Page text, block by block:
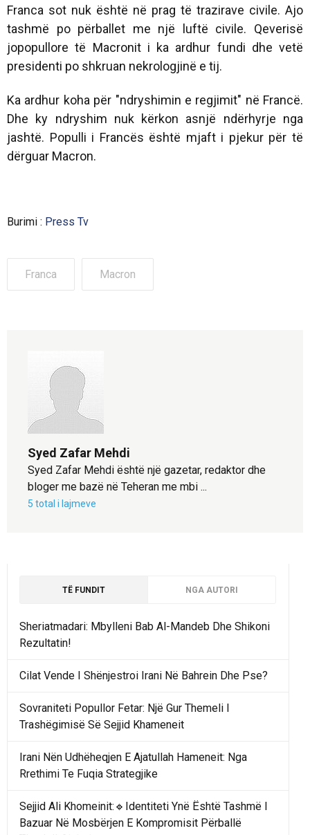
Franca sot nuk është në prag të trazirave civile. Ajo
tashmë po përballet me një luftë civile. Qeverisë
jopopullore të Macronit i ka ardhur fundi dhe vetë
presidenti po shkruan nekrologjinë e tij.
Ka ardhur koha për "ndryshimin e regjimit" në Francë.
Dhe ky ndryshim nuk kërkon asnjë ndërhyrje nga
jashtë. Populli i Francës është mjaft i pjekur për të
dërguar Macron.
Burimi : Press Tv
Franca Macron
Syed Zafar Mehdi
Syed Zafar Mehdi është një gazetar, redaktor dhe
bloger me bazë në Teheran me mbi ...
5 total i lajmeve
TË FUNDIT NGA AUTORI
Sheriatmadari: Mbylleni Bab Al-Mandeb Dhe Shikoni
Rezultatin!
Cilat Vende I Shënjestroi Irani Në Bahrein Dhe Pse?
Sovraniteti Popullor Fetar: Një Gur Themeli I
Trashëgimisë Së Sejjid Khameneit
Irani Nën Udhëheqjen E Ajatullah Hameneit: Nga
Rrethimi Te Fuqia Strategjike
Sejjid Ali Khomeinit:🔹Identiteti Ynë Është Tashmë I
Bazuar Në Mosbërjen E Kompromisit Përballë